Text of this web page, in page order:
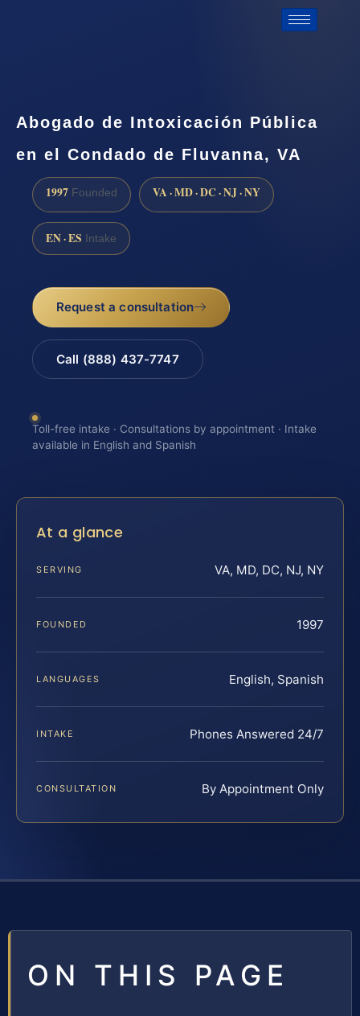
Abogado de Intoxicación Pública
en el Condado de Fluvanna, VA
1997 Founded VA · MD · DC · NJ · NY
EN · ES Intake
Request a consultation
Call (888) 437-7747
Toll-free intake · Consultations by appointment · Intake
available in English and Spanish
At a glance
SERVING VA, MD, DC, NJ, NY
FOUNDED 1997
LANGUAGES English, Spanish
INTAKE Phones Answered 24/7
CONSULTATION By Appointment Only
ON THIS PAGE